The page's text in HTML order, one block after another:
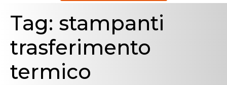
Tag: stampanti
trasferimento
termico